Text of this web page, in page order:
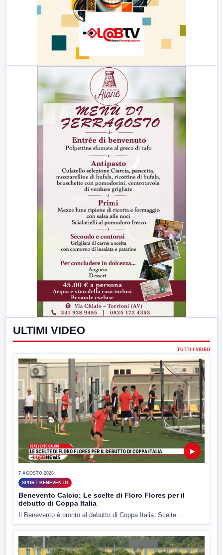
ULTIMI VIDEO
TUTTI I VIDEO
▶
7 AGOSTO 2026
SPORT BENEVENTO
Benevento Calcio: Le scelte di Floro Flores per il
debutto di Coppa Italia
Il Benevento è pronto al debutto di Coppa Italia. Scelte...